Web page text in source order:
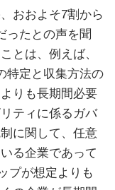
おおよそ7割から
ったとの声を聞
とは、例えば、
特定と収集方法の
りも長期間必要
ティに係るガバ
に関して、任意
る企業であって
プが想定よりも